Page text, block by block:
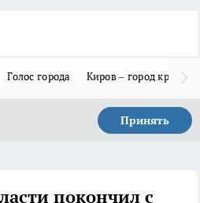
Голос города Киров – город
Принять
покончил с